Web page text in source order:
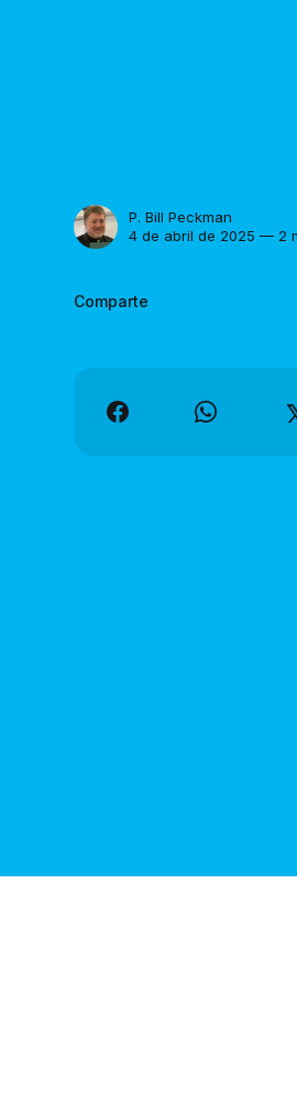
P. Bill Peckman
4 de abril de 2025 — 2
Comparte